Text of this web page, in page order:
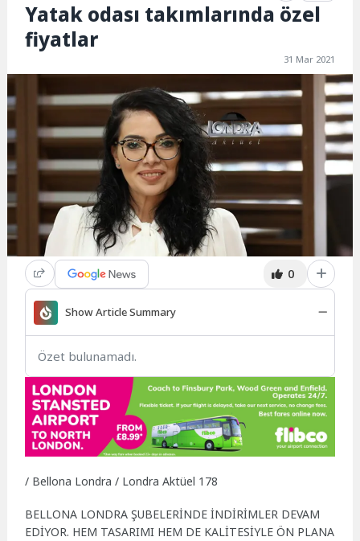
Yatak odası takımlarında özel
fiyatlar
31 Mar 2021
0
Show Article Summary
Özet bulunamadı.
/ Bellona Londra / Londra Aktüel 178
BELLONA LONDRA ŞUBELERİNDE İNDİRİMLER DEVAM
EDİYOR. HEM TASARIMI HEM DE KALİTESİYLE ÖN PLANA